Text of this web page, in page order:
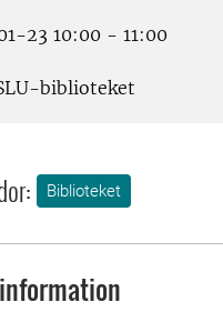
23 10:00 - 11:00
biblioteket
Biblioteket